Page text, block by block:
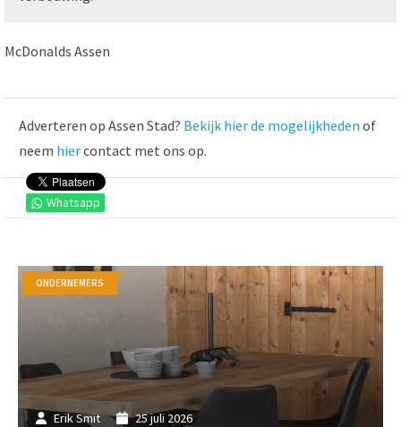
McDonalds Assen
Whatsapp
Adverteren op Assen Stad? Bekijk hier de mogelijkheden of
neem hiercontact met ons op.
Erik Smit 25 juli 2026
ONDERNEMERS